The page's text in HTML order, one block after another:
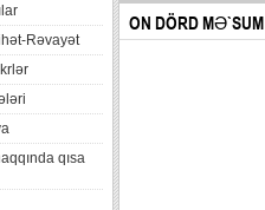
Rəvayət
qısa
qəsrinə çatması
6....
ON DÖRD MƏ`SUM